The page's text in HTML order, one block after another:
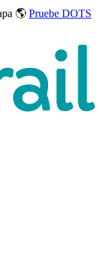
🌎 Pruebe DOTS